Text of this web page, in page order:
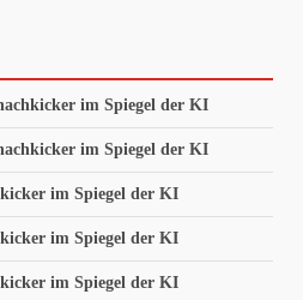
im Spiegel der KI
im Spiegel der KI
im Spiegel der KI
im Spiegel der KI
im Spiegel der KI